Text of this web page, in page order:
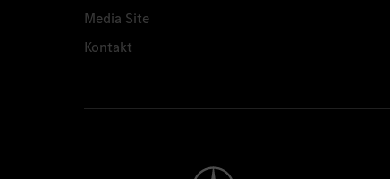
Media Site
Kontakt